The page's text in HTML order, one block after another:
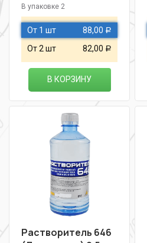
В упаковке 2
От 1 шт 88,00 Р
От 2 шт 82,00 Р
В КОРЗИНУ
Растворитель 646